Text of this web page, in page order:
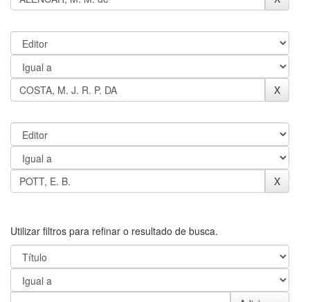
Utilizar filtros para refinar o resultado de busca.